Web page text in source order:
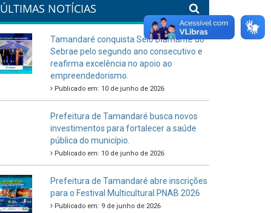
ÚLTIMAS NOTÍCIAS
Tamandaré conquista Selo Diamante do
Sebrae pelo segundo ano consecutivo e
reafirma excelência no apoio ao
empreendedorismo.
Publicado em: 10 de junho de 2026
Prefeitura de Tamandaré busca novos
investimentos para fortalecer a saúde
pública do município.
Publicado em: 10 de junho de 2026
Prefeitura de Tamandaré abre inscrições
para o Festival Multicultural PNAB 2026
Publicado em: 9 de junho de 2026